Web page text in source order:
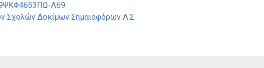
Λ69
Σχολών Δοκίμων Σημαιοφόρων Λ.Σ